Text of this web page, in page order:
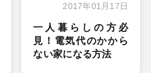
2017年01月17日
一人暮らしの方必
見！電気代のかから
ない家になる方法